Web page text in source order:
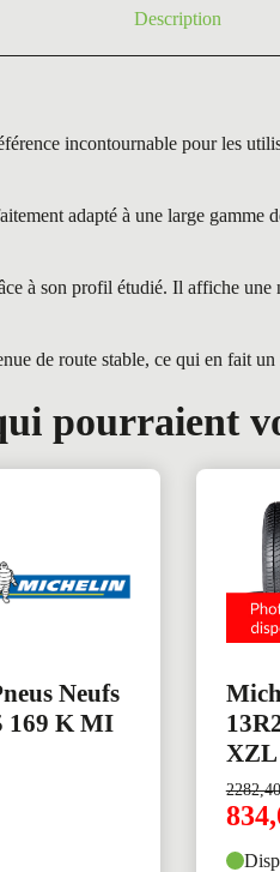
Description
incontournable pour les
adapté à une large
à son profil étudié. Il affiche
de route stable, ce qui en fait
pourraient
Neufs
169 K MI
XZL